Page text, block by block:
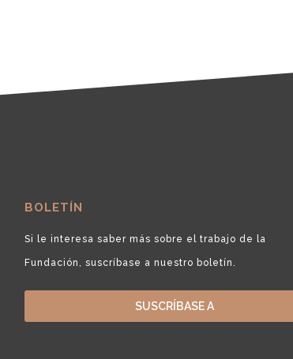
BOLETÍN
Si le interesa saber más sobre el trabajo de la
Fundación, suscríbase a nuestro boletín.
SUSCRÍBASE A